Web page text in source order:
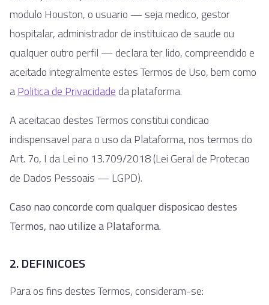
modulo Houston, o usuario — seja medico, gestor
hospitalar, administrador de instituicao de saude ou
qualquer outro perfil — declara ter lido, compreendido e
aceitado integralmente estes Termos de Uso, bem como
aPolitica de Privacidade da plataforma.
A aceitacao destes Termos constitui condicao
indispensavel para o uso da Plataforma, nos termos do
Art. 7o, I da Lei no 13.709/2018 (Lei Geral de Protecao
de Dados Pessoais — LGPD).
Caso nao concorde com qualquer disposicao destes
Termos, nao utilize a Plataforma.
2. DEFINICOES
Para os fins destes Termos, consideram-se: